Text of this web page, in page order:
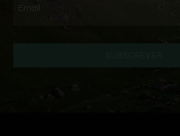
SUBSCREVER